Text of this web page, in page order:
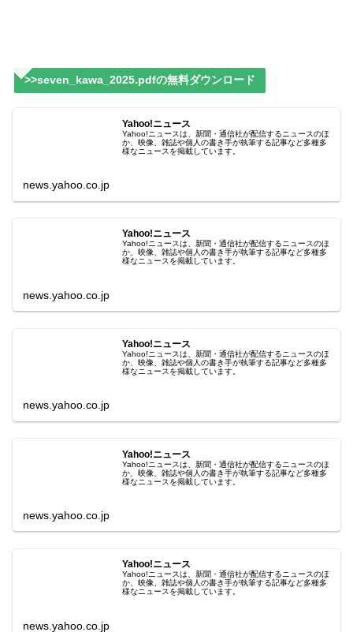
>>seven_kawa_2025.pdfの無料ダウンロード
Yahoo!ニュース
Yahoo!ニュースは、新聞・通信社が配信するニュースのほ
か、映像、雑誌や個人の書き手が執筆する記事など多種多
様なニュースを掲載しています。
news.yahoo.co.jp
Yahoo!ニュース
Yahoo!ニュースは、新聞・通信社が配信するニュースのほ
か、映像、雑誌や個人の書き手が執筆する記事など多種多
様なニュースを掲載しています。
news.yahoo.co.jp
Yahoo!ニュース
Yahoo!ニュースは、新聞・通信社が配信するニュースのほ
か、映像、雑誌や個人の書き手が執筆する記事など多種多
様なニュースを掲載しています。
news.yahoo.co.jp
Yahoo!ニュース
Yahoo!ニュースは、新聞・通信社が配信するニュースのほ
か、映像、雑誌や個人の書き手が執筆する記事など多種多
様なニュースを掲載しています。
news.yahoo.co.jp
Yahoo!ニュース
Yahoo!ニュースは、新聞・通信社が配信するニュースのほ
か、映像、雑誌や個人の書き手が執筆する記事など多種多
様なニュースを掲載しています。
news.yahoo.co.jp